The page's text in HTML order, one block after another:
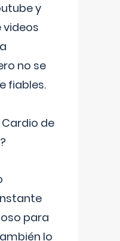
y
no se
fiables.
de
para
lo